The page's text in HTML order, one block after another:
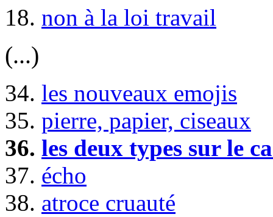
18. non à la loi travail
(...)
34. les nouveaux emojis
35. pierre, papier, ciseaux
36. les deux types sur le
37. écho
38. atroce cruauté